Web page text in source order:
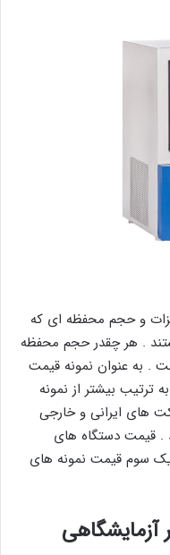
و حجم محفظه ای که
. هر چقدر حجم محفظه
. به عنوان نمونه قیمت
ترتیب بیشتر از نمونه
های ایرانی و خارجی
. قیمت دستگاه های
سوم قیمت نمونه های
آزمایشگاهی